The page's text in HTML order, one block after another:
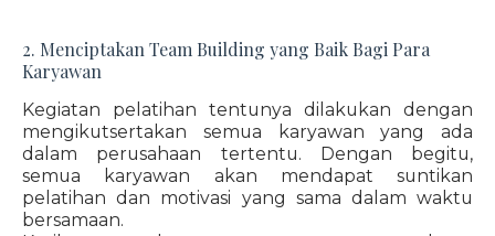
2. Menciptakan Team Building yang Baik Bagi Para
Karyawan
Kegiatan pelatihan tentunya dilakukan dengan
mengikutsertakan semua karyawan yang ada
dalam perusahaan tertentu. Dengan begitu,
semua karyawan akan mendapat suntikan
pelatihan dan motivasi yang sama dalam waktu
bersamaan.